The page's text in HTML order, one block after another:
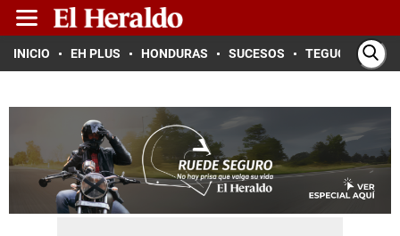
INICIO EH PLUS HONDURAS SUCESOS TEGUCIGALPA